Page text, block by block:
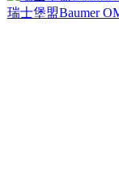
瑞士堡盟Baumer